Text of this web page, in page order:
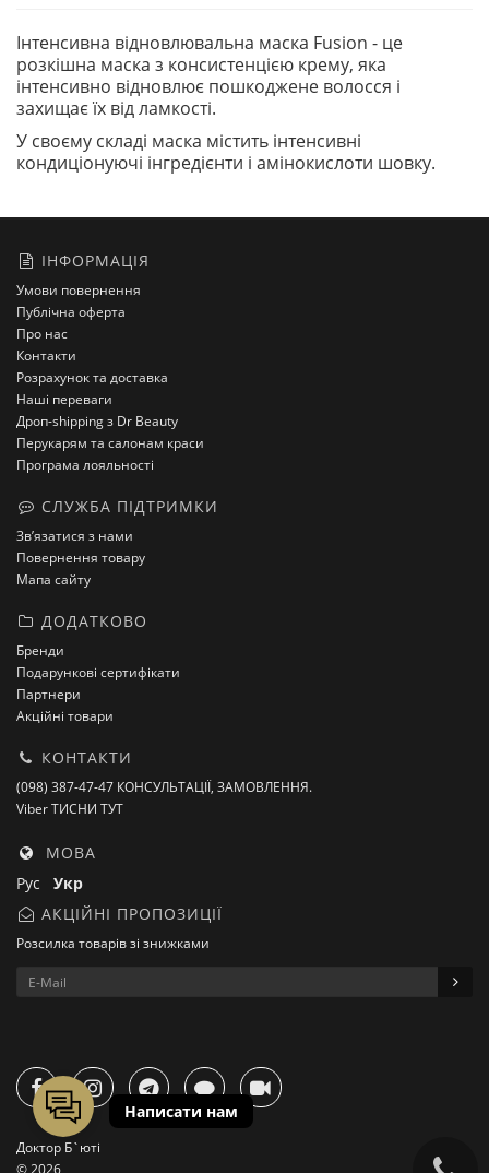
Інтенсивна відновлювальна маска Fusion - це
розкішна маска з консистенцією крему, яка
інтенсивно відновлює пошкоджене волосся і
захищає їх від ламкості.
У своєму складі маска містить інтенсивні
кондиціонуючі інгредієнти і амінокислоти шовку.
ІНФОРМАЦІЯ
Умови повернення
Публічна оферта
Про нас
Контакти
Розрахунок та доставка
Наші переваги
Дроп-shipping з Dr Beauty
Перукарям та салонам краси
Програма лояльності
СЛУЖБА ПІДТРИМКИ
Зв’язатися з нами
Повернення товару
Мапа сайту
ДОДАТКОВО
Бренди
Подарункові сертифікати
Партнери
Акційні товари
КОНТАКТИ
(098) 387-47-47 КОНСУЛЬТАЦІЇ, ЗАМОВЛЕННЯ.
Viber ТИСНИ ТУТ
МОВА
Рус Укр
АКЦІЙНІ ПРОПОЗИЦІЇ
Розсилка товарів зі знижками
Доктор Б`юті